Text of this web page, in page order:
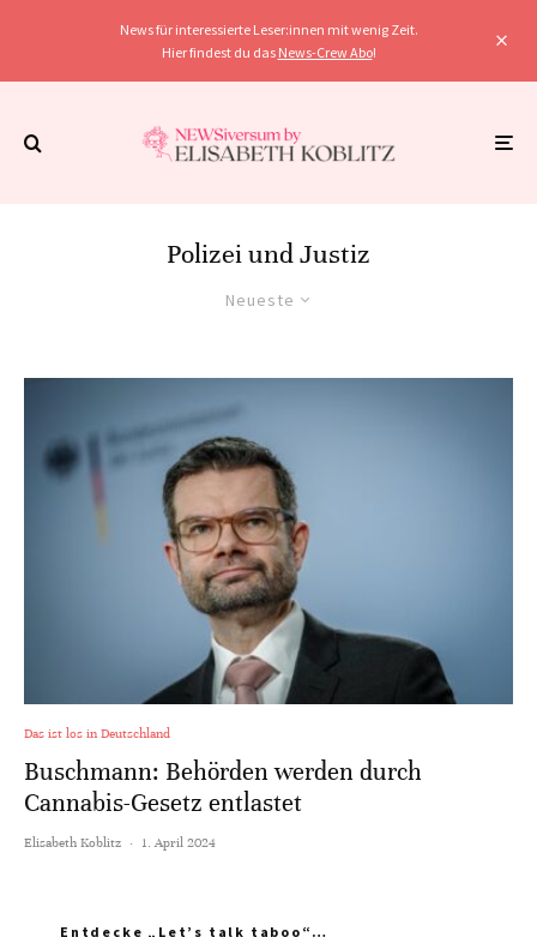
News für interessierte Leser:innen mit wenig Zeit.
Hier findest du das News-Crew Abo!
Polizei und Justiz
Neueste
Das ist los in Deutschland
Buschmann: Behörden werden durch
Cannabis-Gesetz entlastet
Elisabeth Koblitz · 1. April 2024
Entdecke „Let’s talk taboo“…